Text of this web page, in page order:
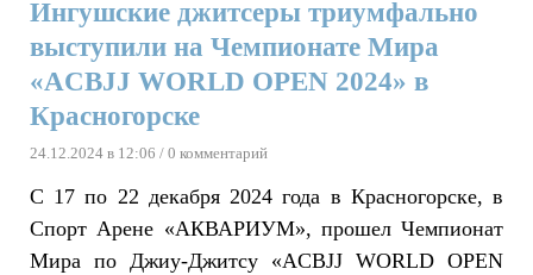
Ингушские джитсеры триумфально
выступили на Чемпионате Мира
«ACBJJ WORLD OPEN 2024» в
Красногорске
24.12.2024 в 12:06 / 0 комментарий
С 17 по 22 декабря 2024 года в Красногорске, в
Спорт Арене «АКВАРИУМ», прошел Чемпионат
Мира по Джиу-Джитсу «ACBJJ WORLD OPEN